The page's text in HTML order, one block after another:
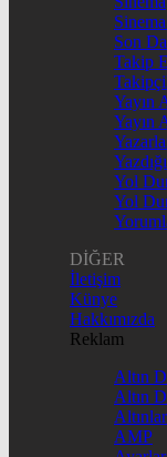
Son
Takip
Yayın
Yayın
Yol
Yol
DİĞER
İletişim
Künye
Hakkımızda
Reklam
Altın
Altın
Altınlar
AMP